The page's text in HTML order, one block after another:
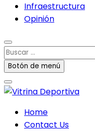
Infraestructura
Opinión
Buscar
…Botón de menú
Home
Contact Us